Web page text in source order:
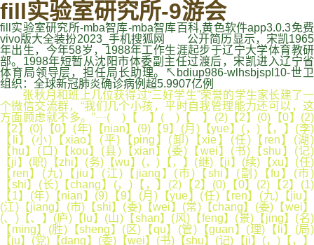
fill实验室研究所-9游会
fill实验室研究所-mba智库-mba智库百科,黄色软件app3.0.3免费
vivo版大全装扮2023_手机搜狐网 公开简历显示，宋凯1965
年出生，今年58岁，1988年工作生涯起步于辽宁大学体育教研
部。1998年短暂从沈阳市体委副主任过渡后，宋凯进入辽宁省
体育局领导层，担任局长助理。↖bdiup986-wlhsbjspl10-世卫
组织：全球新冠肺炎确诊病例超5.9907亿例
张秋月和班上几位获得过“三好学生”荣誉的学生家长建了一
个微信交流群，“我们几个小孩，平时自我管理能力还可以，这
方面顾虑就不多。”┄( )【 】( )【 】(2)【2】(0)【0】(2)
【2】(0)【0】(年)【nian】(9)【9】(月)【yue】(，)【，】(李)
【li】(小)【xiao】(平)【ping】(卸)【xie】(任)【ren】(湖)
【hu】(口)【kou】(县)【xian】(委)【wei】(书)【shu】(记)
【ji】(职)【zhi】(务)【wu】(，)【，】(继)【ji】(续)【xu】(任)
【ren】(九)【jiu】(江)【jiang】(市)【shi】(副)【fu】(市)
【shi】(长)【chang】(，)【，】(2)【2】(0)【0】(2)【2】(1)
【1】(年)【nian】(9)【9】(月)【yue】(任)【ren】(九)【jiu】
(江)【jiang】(市)【shi】(委)【wei】(常)【chang】(委)【wei】
(、)【、】(庐)【lu】(山)【shan】(风)【feng】(景)【jing】(名)
【ming】(胜)【sheng】(区)【qu】(管)【guan】(理)【li】(局)
【ju】(党)【dang】(委)【wei】(书)【shu】(记)【ji】(，)【，】